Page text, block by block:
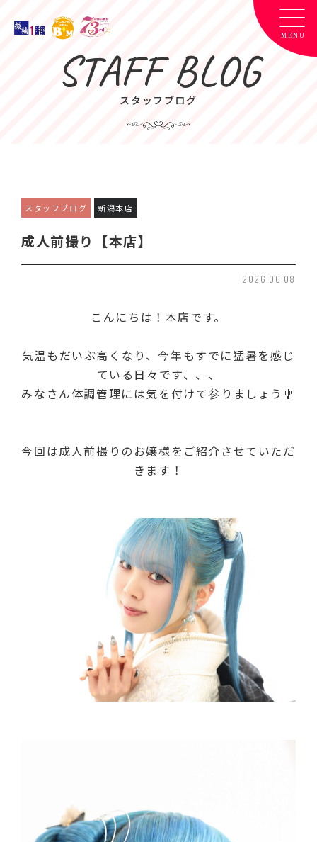
STAFF BLOG
スタッフブログ
スタッフブログ 新潟本店
成人前撮り【本店】
2026.06.08
こんにちは！本店です。
気温もだいぶ高くなり、今年もすでに猛暑を感じ
ている日々です、、、
みなさん体調管理には気を付けて参りましょう🎐
今回は成人前撮りのお嬢様をご紹介させていただ
きます！